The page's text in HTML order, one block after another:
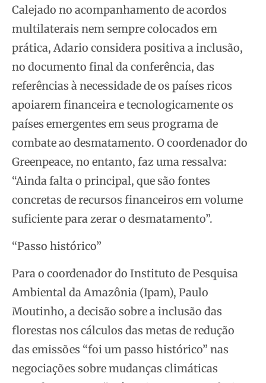
Calejado no acompanhamento de acordos
multilaterais nem sempre colocados em
prática, Adario considera positiva a inclusão,
no documento final da conferência, das
referências à necessidade de os países ricos
apoiarem financeira e tecnologicamente os
países emergentes em seus programa de
combate ao desmatamento. O coordenador do
Greenpeace, no entanto, faz uma ressalva:
“Ainda falta o principal, que são fontes
concretas de recursos financeiros em volume
suficiente para zerar o desmatamento”.
“Passo histórico”
Para o coordenador do Instituto de Pesquisa
Ambiental da Amazônia (Ipam), Paulo
Moutinho, a decisão sobre a inclusão das
florestas nos cálculos das metas de redução
das emissões “foi um passo histórico” nas
negociações sobre mudanças climáticas